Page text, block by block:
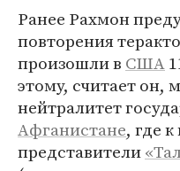
Ранее Рахмон
повторения
произошли в США
этому, считает он,
нейтралитет
Афганистане, где
представители